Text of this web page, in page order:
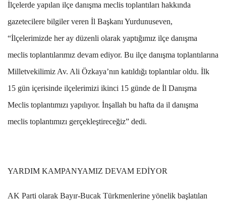
İlçelerde yapılan ilçe danışma meclis toplantıları hakkında
gazetecilere bilgiler veren İl Başkanı Yurdunuseven,
“İlçelerimizde her ay düzenli olarak yaptığımız ilçe danışma
meclis toplantılarımız devam ediyor. Bu ilçe danışma toplantılarına
Milletvekilimiz Av. Ali Özkaya’nın katıldığı toplantılar oldu. İlk
15 gün içerisinde ilçelerimizi ikinci 15 günde de İl Danışma
Meclis toplantımızı yapılıyor. İnşallah bu hafta da il danışma
meclis toplantımızı gerçekleştireceğiz” dedi.
YARDIM KAMPANYAMIZ DEVAM EDİYOR
AK Parti olarak Bayır-Bucak Türkmenlerine yönelik başlatılan